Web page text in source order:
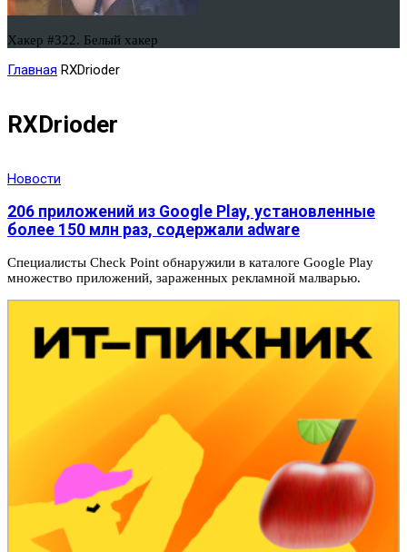
Хакер #322. Белый хакер
Главная RXDrioder
RXDrioder
Новости
206 приложений из Google Play, установленные
более 150 млн раз, содержали adware
Специалисты Check Point обнаружили в каталоге Google Play
множество приложений, зараженных рекламной малварью.